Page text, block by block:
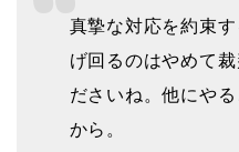
真摯な対応を約束
げ回るのはやめて
ださいね。他にや
から。